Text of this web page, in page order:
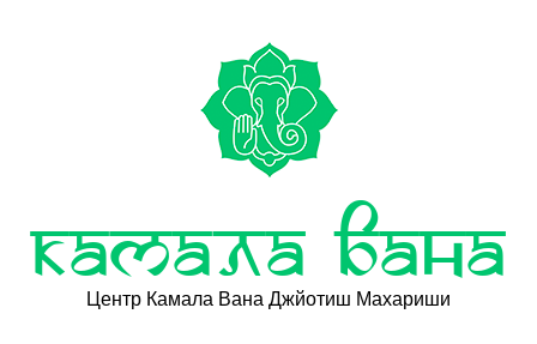
Камала Вана
Центр Камала Вана Джйотиш Махариши